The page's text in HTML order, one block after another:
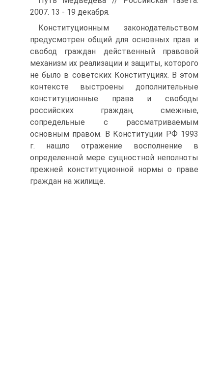
2007. 13 - 19 декабря.
Конституционным законодательством
предусмотрен общий для основных прав и
свобод граждан действенный правовой
механизм их реализации и защиты, которого
не было в советских Конституциях. В этом
контексте выстроены дополнительные
конституционные права и свободы
российских граждан, смежные,
сопредельные с рассматриваемым
основным правом. В Конституции РФ 1993
г. нашло отражение восполнение в
определенной мере сущностной неполноты
прежней конституционной нормы о праве
граждан на жилище.